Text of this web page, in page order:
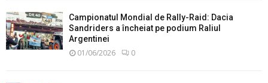
Campionatul Mondial de Rally-Raid: Dacia
Sandriders a încheiat pe podium Raliul
Argentinei
01/06/2026 0